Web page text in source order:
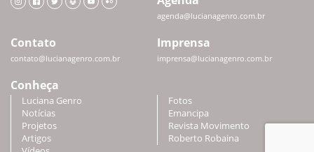
agenda@lucianagenro.com.br
Contato
contato@lucianagenro.com.br
Imprensa
imprensa@lucianagenro.com.br
Conheça
Luciana Genro
Notícias
Projetos
Artigos
Fotos
Emancipa
Revista Movimento
Roberto Robaina